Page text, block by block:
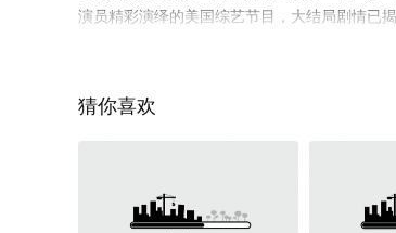
演员精彩演绎的美国综艺节目，大结局剧情已
猜你喜欢